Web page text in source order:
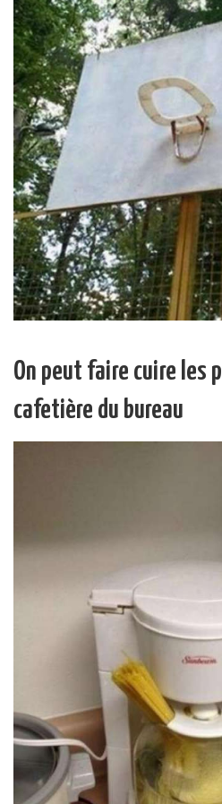
On peut faire cuire les
cafetière du bureau